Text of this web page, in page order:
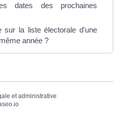
dates des prochaines
sur la liste électorale d'une
année ?
et administrative